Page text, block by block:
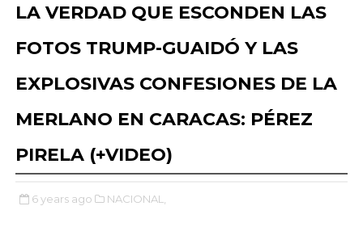
LA VERDAD QUE ESCONDEN LAS
FOTOS TRUMP-GUAIDÓ Y LAS
EXPLOSIVAS CONFESIONES DE LA
MERLANO EN CARACAS: PÉREZ
PIRELA (+VIDEO)
6 years ago NACIONAL,